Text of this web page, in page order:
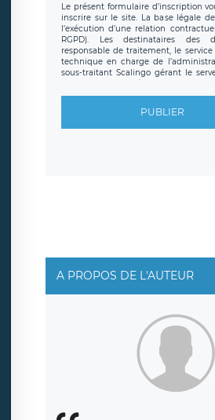
Le présent formulaire d’inscription
inscrire sur le site. La base légale
l’exécution d’une relation
RGPD). Les destinataires des
responsable de traitement, le
technique en charge de
sous-traitant Scalingo gérant le
toute personne légalement
d’inscription est hébergé sur un
protection conformes au RGPD
. Les
sont conservées jusqu’à ce que
rue Léopold Sédar Senghor,
également le droit d’introduire une
d’une autorité de contrôle.
PUBLIER
A PROPOS DE L'AUTEUR